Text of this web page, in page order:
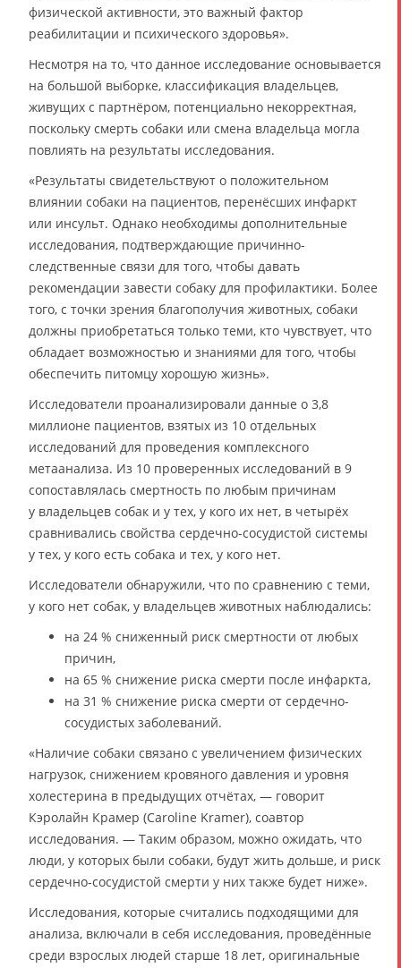
физической активности, это важный фактор
реабилитации и психического здоровья».
Несмотря на то, что данное исследование основывается
на большой выборке, классификация владельцев,
живущих с партнёром, потенциально некорректная,
поскольку смерть собаки или смена владельца могла
повлиять на результаты исследования.
«Результаты свидетельствуют о положительном
влиянии собаки на пациентов, перенёсших инфаркт
или инсульт. Однако необходимы дополнительные
исследования, подтверждающие причинно-
следственные связи для того, чтобы давать
рекомендации завести собаку для профилактики. Более
того, с точки зрения благополучия животных, собаки
должны приобретаться только теми, кто чувствует, что
обладает возможностью и знаниями для того, чтобы
обеспечить питомцу хорошую жизнь».
Исследователи проанализировали данные о 3,8
миллионе пациентов, взятых из 10 отдельных
исследований для проведения комплексного
метаанализа. Из 10 проверенных исследований в 9
сопоставлялась смертность по любым причинам
у владельцев собак и у тех, у кого их нет, в четырёх
сравнивались свойства сердечно-сосудистой системы
у тех, у кого есть собака и тех, у кого нет.
Исследователи обнаружили, что по сравнению с теми,
у кого нет собак, у владельцев животных наблюдались:
на 24 % сниженный риск смертности от любых
причин,
на 65 % снижение риска смерти после инфаркта,
на 31 % снижение риска смерти от сердечно-
сосудистых заболеваний.
«Наличие собаки связано с увеличением физических
нагрузок, снижением кровяного давления и уровня
холестерина в предыдущих отчётах, — говорит
Кэролайн Крамер (Caroline Kramer), соавтор
исследования. — Таким образом, можно ожидать, что
люди, у которых были собаки, будут жить дольше, и риск
сердечно-сосудистой смерти у них также будет ниже».
Исследования, которые считались подходящими для
анализа, включали в себя исследования, проведённые
среди взрослых людей старше 18 лет, оригинальные